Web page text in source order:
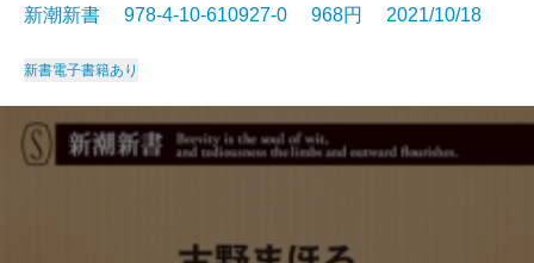
新潮新書 978-4-10-610927-0 968円 2021/10/18
新書電子書籍あり